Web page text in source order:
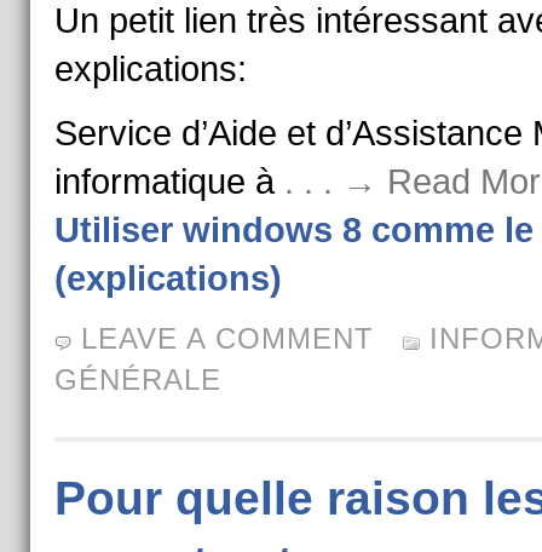
Un petit lien très intéressant
explications:
Service d’Aide et d’Assistance
informatique à . . . → Read
Utiliser windows 8 comme le
(explications)
LEAVE A COMMENT
GÉNÉRALE
Pour quelle raison